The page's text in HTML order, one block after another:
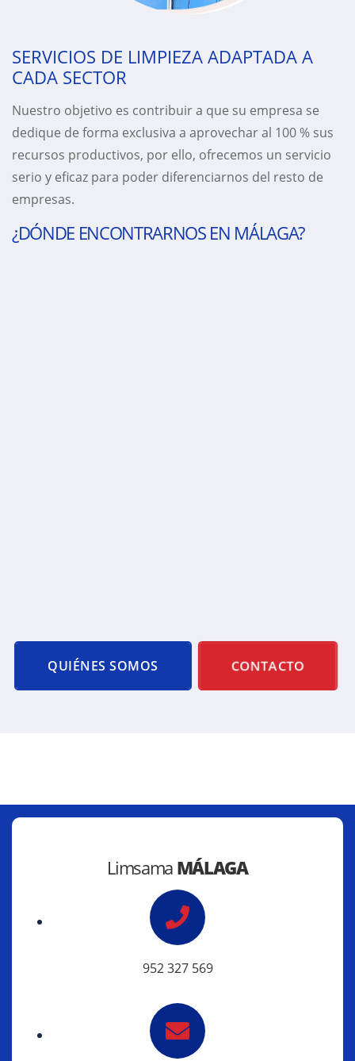
SERVICIOS DE LIMPIEZA ADAPTADA A
CADA SECTOR
Nuestro objetivo es contribuir a que su empresa se
dedique de forma exclusiva a aprovechar al 100 % sus
recursos productivos, por ello, ofrecemos un servicio
serio y eficaz para poder diferenciarnos del resto de
empresas.
¿DÓNDE ENCONTRARNOS EN MÁLAGA?
QUIÉNES SOMOS CONTACTO
Limsama MÁLAGA
952 327 569